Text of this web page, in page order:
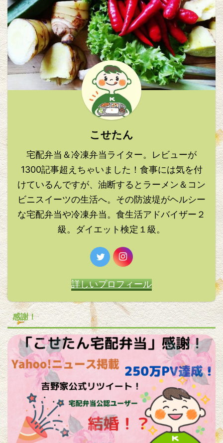
こせたん
宅配弁当＆冷凍弁当ライター。レビューが
1300記事超えちゃいました！食事には気を付
けているんですが、油断するとラーメン＆コン
ビニスイーツの生活へ。その防波堤がヘルシー
な宅配弁当や冷凍弁当。食生活アドバイザー２
級。ダイエット検定１級。
詳しいプロフィール
感謝！